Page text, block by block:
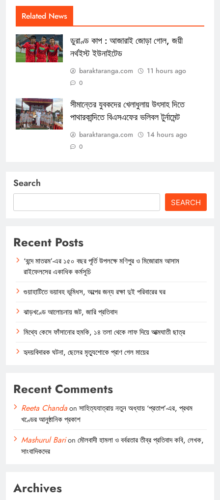
Related News
ডুরাণ্ড কাপ : আজারাই জোড়া গোল, জয়ী
নর্থইস্ট ইউনাইটেড
baraktaranga.com 11 hours ago
0
সীমান্তের যুবকদের খেলাধুলায় উৎসাহ দিতে
পাথারকান্দিতে বিএসএফের ভলিবল টুর্নামেন্ট
baraktaranga.com 14 hours ago
0
Search
SEARCH
Recent Posts
‘বন্দে মাতরম’-এর ১৫০ বছর পূর্তি উপলক্ষে মণিপুর ও মিজোরাম আসাম
রাইফেলসের একাধিক কর্মসূচি
গুয়াহাটিতে ভয়াবহ ভূমিধস, অল্পের জন্য রক্ষা দুই পরিবারের ঘর
ঝাড়খণ্ডে আলোচনায় জট, জারি প্রতিবাদ
মিথ্যে কেসে ফাঁসানোর হুমকি, ১৪ তলা থেকে লাফ দিয়ে আত্মঘাতী ছাত্র
হৃদয়বিদারক ঘটনা, ছেলের মৃত্যুশোকে প্রাণ গেল মায়ের
Recent Comments
Reeta Chandaon সাহিত্যযাত্রায় নতুন অধ্যায় ‘প্রতাপ’-এর, প্রথম
খণ্ডের আনুষ্ঠানিক প্রকাশ
Mashurul Barion মৌলবাদী হামলা ও বর্বরতার তীব্র প্রতিবাদ কবি, লেখক,
সাংবাদিকদের
Archives